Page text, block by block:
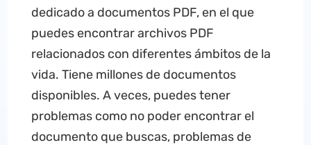
dedicado a documentos PDF, en el que
puedes encontrar archivos PDF
relacionados con diferentes ámbitos de la
vida. Tiene millones de documentos
disponibles. A veces, puedes tener
problemas como no poder encontrar el
documento que buscas, problemas de